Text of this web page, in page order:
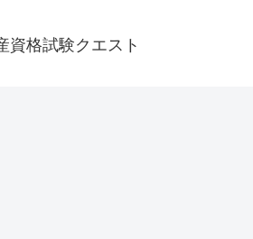
資格試験クエスト